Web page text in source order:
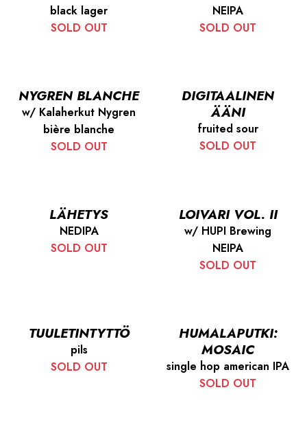
black lager
SOLD OUT
NEIPA
SOLD OUT
NYGREN BLANCHE
w/ Kalaherkut Nygren
bière blanche
SOLD OUT
DIGITAALINEN
ÄÄNI
fruited sour
SOLD OUT
LÄHETYS
NEDIPA
SOLD OUT
LOIVARI VOL. II
w/ HUPI Brewing
NEIPA
SOLD OUT
TUULETINTYTTÖ
pils
SOLD OUT
HUMALAPUTKI:
MOSAIC
single hop american IPA
SOLD OUT